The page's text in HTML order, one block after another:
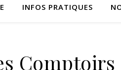
INFOS PRATIQUES
Comptoirs